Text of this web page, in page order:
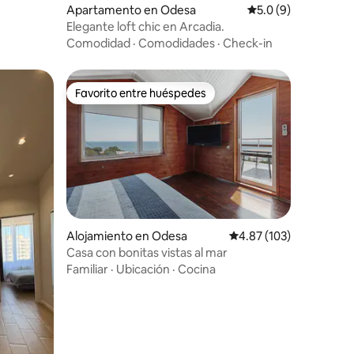
Apartamento en Odesa Calificación
5.0 (9)
Elegante loft chic en Arcadia.
Comodidad · Comodidades · Check-in
Favorito entre huéspedes
Favorito entre huéspedes
Alojamiento en Odesa Calificación promedio:
4.87 (103)
Casa con bonitas vistas al mar
Familiar · Ubicación · Cocina